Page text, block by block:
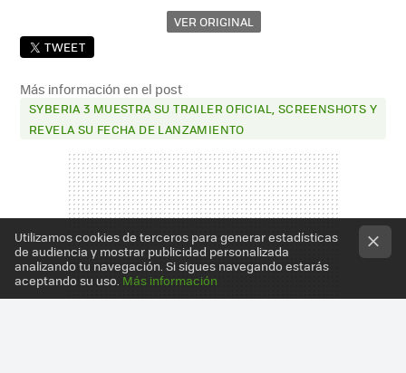
VER ORIGINAL
TWEET
Más información en el post
SYBERIA 3 MUESTRA SU TRAILER OFICIAL, SCREENSHOTS Y
REVELA SU FECHA DE LANZAMIENTO
Utilizamos cookies de terceros para generar estadísticas
de audiencia y mostrar publicidad personalizada
analizando tu navegación. Si sigues navegando estarás
aceptando su uso. Más información